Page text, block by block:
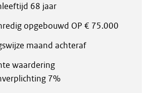
68 jaar
opgebouwd OP € 75.000
maand achteraf
waardering
7%